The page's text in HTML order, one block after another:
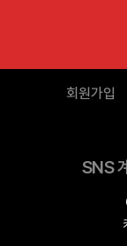
회원가입
SNS